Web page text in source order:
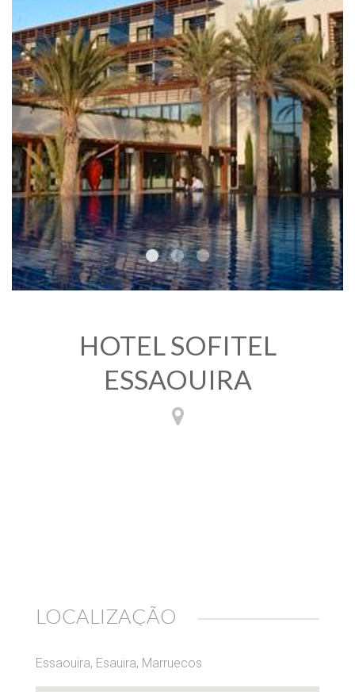
HOTEL SOFITEL
ESSAOUIRA
LOCALIZAÇÃO
Essaouira, Esauira, Marruecos